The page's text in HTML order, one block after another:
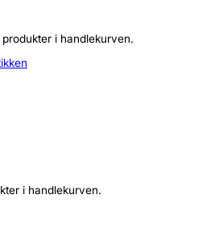
i handlekurven.
i handlekurven.